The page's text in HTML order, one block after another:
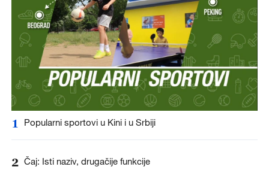
1 Popularni sportovi u Kini i u Srbiji
2 Čaj: Isti naziv, drugačije funkcije